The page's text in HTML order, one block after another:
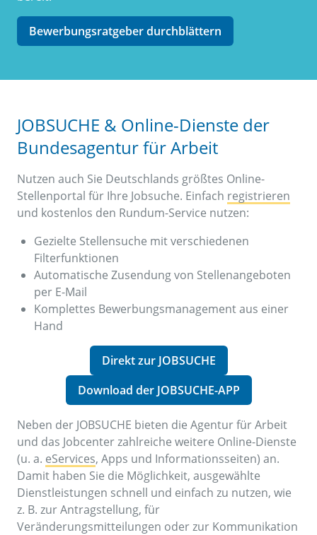
Bewerbungsratgeber durchblättern
JOBSUCHE & Online-Dienste der
Bundesagentur für Arbeit
Nutzen auch Sie Deutschlands größtes Online-
Stellenportal für Ihre Jobsuche. Einfach registrieren
und kostenlos den Rundum-Service nutzen:
Gezielte Stellensuche mit verschiedenen
Filterfunktionen
Automatische Zusendung von Stellenangeboten
per E-Mail
Komplettes Bewerbungsmanagement aus einer
Hand
Direkt zur JOBSUCHE
Download der JOBSUCHE-APP
Neben der JOBSUCHE bieten die Agentur für Arbeit
und das Jobcenter zahlreiche weitere Online-Dienste
(u. a. eServices, Apps und Informationsseiten) an.
Damit haben Sie die Möglichkeit, ausgewählte
Dienstleistungen schnell und einfach zu nutzen, wie
z. B. zur Antragstellung, für
Veränderungsmitteilungen oder zur Kommunikation